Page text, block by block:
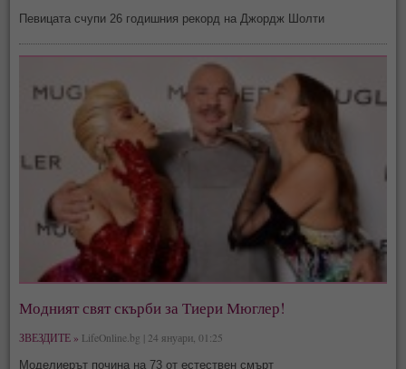
Певицата счупи 26 годишния рекорд на Джордж Шолти
Модният свят скърби за Тиери Мюглер!
ЗВЕЗДИТЕ » LifeOnline.bg | 24 януари, 01:25
Моделиерът почина на 73 от естествен смърт